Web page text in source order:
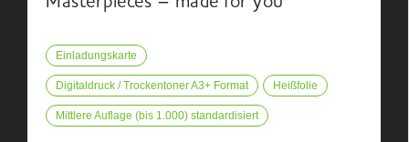
Einladungskarte
Digitaldruck / Trockentoner A3+ Format Heißfolie
Mittlere Auflage (bis 1.000) standardisiert